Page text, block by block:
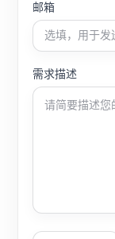
邮箱
需求描述